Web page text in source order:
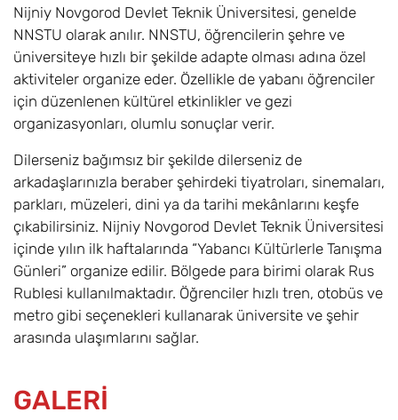
Nijniy Novgorod Devlet Teknik Üniversitesi, genelde
NNSTU olarak anılır. NNSTU, öğrencilerin şehre ve
üniversiteye hızlı bir şekilde adapte olması adına özel
aktiviteler organize eder. Özellikle de yabanı öğrenciler
için düzenlenen kültürel etkinlikler ve gezi
organizasyonları, olumlu sonuçlar verir.
Dilerseniz bağımsız bir şekilde dilerseniz de
arkadaşlarınızla beraber şehirdeki tiyatroları, sinemaları,
parkları, müzeleri, dini ya da tarihi mekânlarını keşfe
çıkabilirsiniz. Nijniy Novgorod Devlet Teknik Üniversitesi
içinde yılın ilk haftalarında “Yabancı Kültürlerle Tanışma
Günleri” organize edilir. Bölgede para birimi olarak Rus
Rublesi kullanılmaktadır. Öğrenciler hızlı tren, otobüs ve
metro gibi seçenekleri kullanarak üniversite ve şehir
arasında ulaşımlarını sağlar.
GALERİ